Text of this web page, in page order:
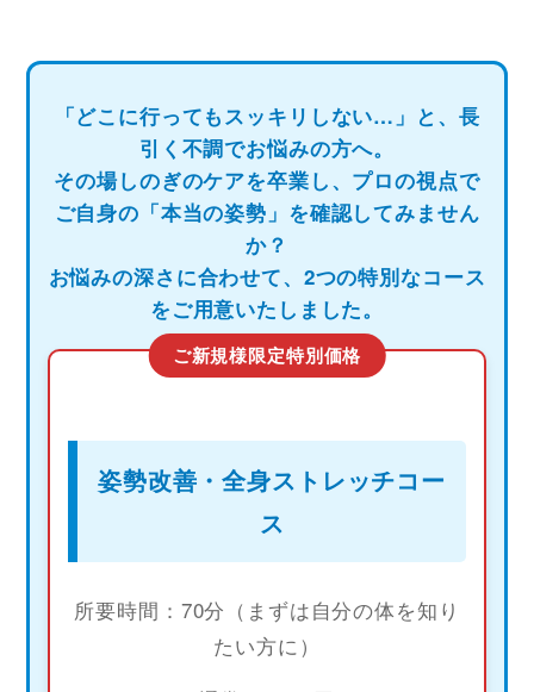
「どこに行ってもスッキリしない…」と、長
引く不調でお悩みの方へ。
その場しのぎのケアを卒業し、プロの視点で
ご自身の「本当の姿勢」を確認してみません
か？
お悩みの深さに合わせて、2つの特別なコース
をご用意いたしました。
ご新規様限定特別価格
姿勢改善・全身ストレッチコー
ス
所要時間：70分（まずは自分の体を知り
たい方に）